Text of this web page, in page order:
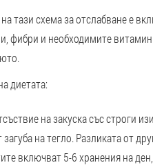
тази схема за отслабване е
фибри и необходимите
диетата:
на закуска със строги
на тегло. Разликата от
включват 5-6 хранения на